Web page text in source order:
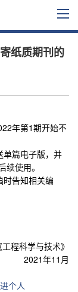
纸质期刊的
年第1期开始不
单篇电子版，并
使用。
时告知相关编
技术》
11月
个人